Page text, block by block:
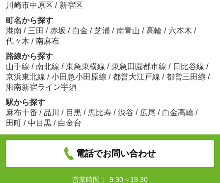
川崎市中原区 / 新宿区
町名から探す
港南 / 三田 / 赤坂 / 白金 / 芝浦 / 南青山 / 高輪 / 六本木 /
代々木 / 南麻布
路線から探す
山手線 / 南北線 / 東急東横線 / 東急田園都市線 / 日比谷線 /
京浜東北線 / 小田急小田原線 / 都営大江戸線 / 都営三田線 /
湘南新宿ライン宇須
駅から探す
麻布十番 / 品川 / 目黒 / 恵比寿 / 渋谷 / 広尾 / 白金高輪 /
田町 / 中目黒 / 白金台
電話でお問い合わせ
営業時間： 9:30～19:30